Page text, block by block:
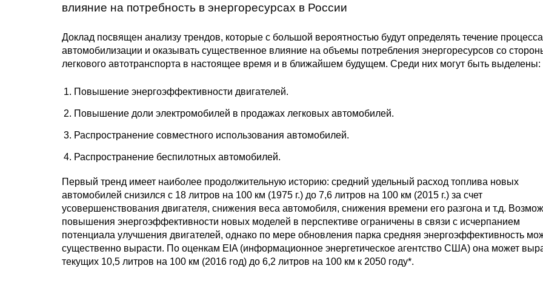
влияние на потребность в энергоресурсах в России
Доклад посвящен анализу трендов, которые с большой вероятностью будут определять течение процесса
автомобилизации и оказывать существенное влияние на объемы потребления энергоресурсов со
легкового автотранспорта в настоящее время и в ближайшем будущем. Среди них могут быть выделены:
Повышение энергоэффективности двигателей.
Повышение доли электромобилей в продажах легковых автомобилей.
Распространение совместного использования автомобилей.
Распространение беспилотных автомобилей.
Первый тренд имеет наиболее продолжительную историю: средний удельный расход топлива новых
автомобилей снизился с 18 литров на 100 км (1975 г.) до 7,6 литров на 100 км (2015 г.) за счет
усовершенствования двигателя, снижения веса автомобиля, снижения времени его разгона и т.д.
повышения энергоэффективности новых моделей в перспективе ограничены в связи с исчерпанием
потенциала улучшения двигателей, однако по мере обновления парка средняя энергоэффективность
существенно вырасти. По оценкам EIA (информационное энергетическое агентство США) она может
текущих 10,5 литров на 100 км (2016 год) до 6,2 литров на 100 км к 2050 году*.